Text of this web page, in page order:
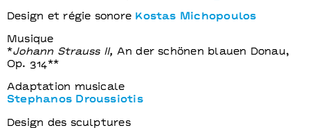
Design et régie sonore Kostas Michopoulos
Musique
*Johann Strauss II, An der schönen blauen Donau,
Op. 314**
Adaptation musicale
Stephanos Droussiotis
Design des sculptures